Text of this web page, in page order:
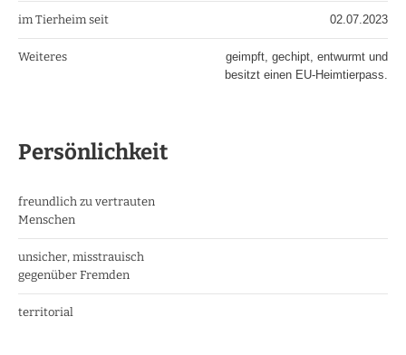
im Tierheim seit 02.07.2023
Weiteres
geimpft, gechipt, entwurmt und
besitzt einen EU-Heimtierpass.
Persönlichkeit
freundlich zu vertrauten
Menschen
unsicher, misstrauisch
gegenüber Fremden
territorial